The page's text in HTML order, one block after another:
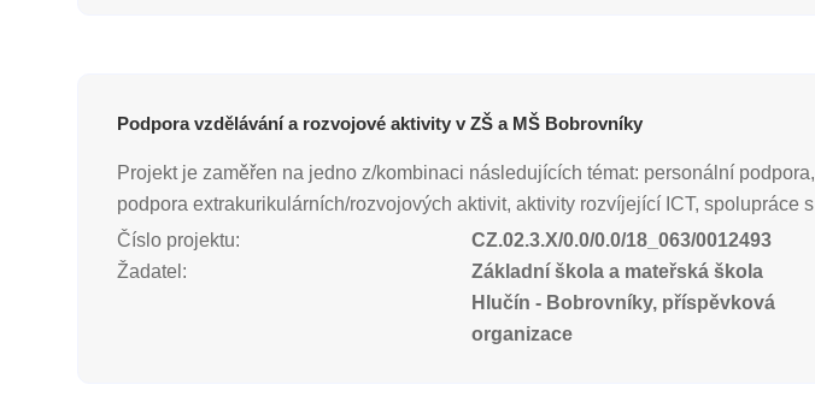
Podpora vzdělávání a rozvojové aktivity v ZŠ a MŠ Bobrovníky
Projekt je zaměřen na jedno z/kombinaci následujících témat: personální
podpora extrakurikulárních/rozvojových aktivit, aktivity rozvíjející ICT, spolupráce
Číslo projektu:
CZ.02.3.X/0.0/0.0/18_063/0012493
Žadatel:
Základní škola a mateřská škola
Hlučín - Bobrovníky, příspěvková
organizace